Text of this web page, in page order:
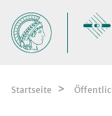
Startseite